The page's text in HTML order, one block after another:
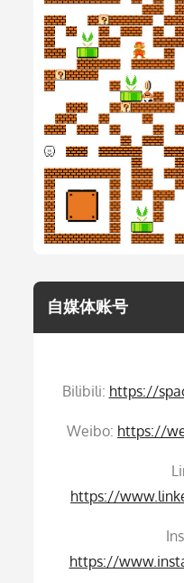
自媒体账号
Bilibili: https://
Weibo: https://
https://
https://